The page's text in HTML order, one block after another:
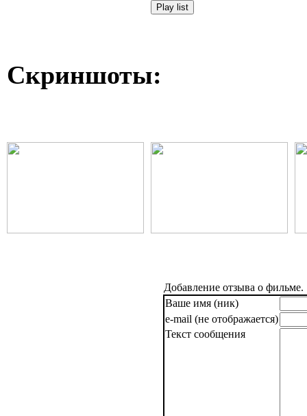
Скриншоты:
Добавление отзыва о фильме.
Ваше имя (ник)
e-mail (не отображается)
Текст сообщения